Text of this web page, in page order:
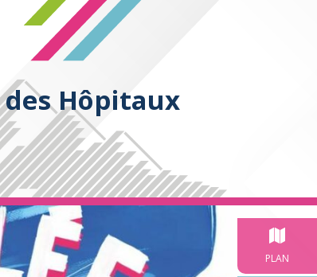
des Hôpitaux
PLAN